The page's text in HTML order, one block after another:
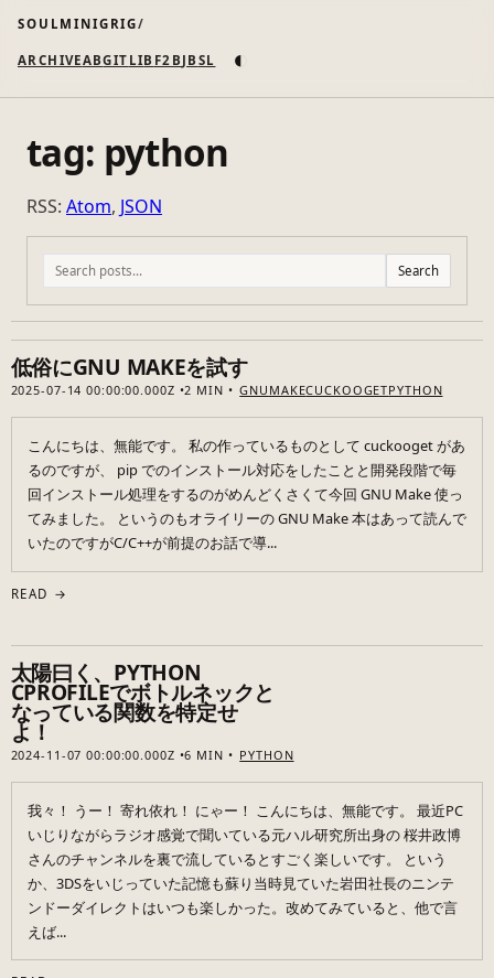
SOULMINIGRIG
ARCHIVEABGIT LIB F2B JB SL ◐
tag: python
RSS: Atom, JSON
Search
低俗にGNU MAKEを試す
2025-07-14 00:00:00.000Z 2 MIN GNU MAKECUCKOOGETPYTHON
こんにちは、無能です。 私の作っているものとして cuckooget があ
るのですが、 pip でのインストール対応をしたことと開発段階で毎
回インストール処理をするのがめんどくさくて今回 GNU Make 使っ
てみました。 というのもオライリーの GNU Make 本はあって読んで
いたのですがC/C++が前提のお話で導...
READ →
太陽曰く、PYTHON
CPROFILEでボトルネックと
なっている関数を特定せ
よ！
2024-11-07 00:00:00.000Z 6 MIN PYTHON
我々！ うー！ 寄れ依れ！ にゃー！ こんにちは、無能です。 最近PC
いじりながらラジオ感覚で聞いている元ハル研究所出身の 桜井政博
さんのチャンネルを裏で流しているとすごく楽しいです。 という
か、3DSをいじっていた記憶も蘇り当時見ていた岩田社長のニンテ
ンドーダイレクトはいつも楽しかった。改めてみていると、他で言
えば...